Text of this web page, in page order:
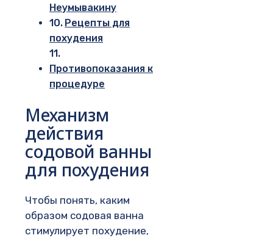
Неумывакину
Рецепты для
похудения
Противопоказания к
процедуре
Механизм
действия
содовой ванны
для похудения
Чтобы понять, каким
образом содовая ванна
стимулирует похудение,